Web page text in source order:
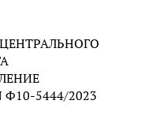
Ф10-5444/2023